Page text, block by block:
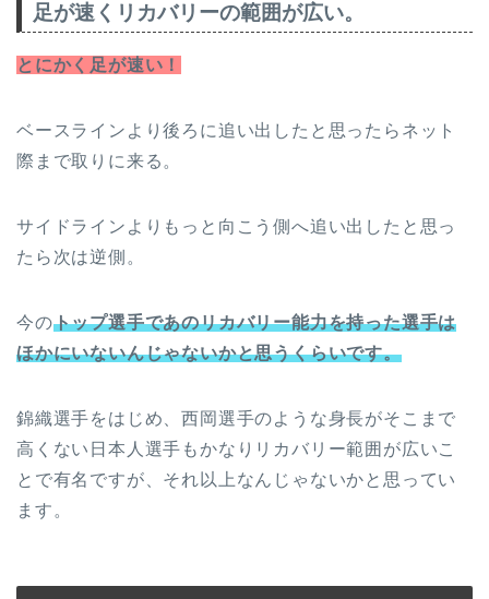
足が速くリカバリーの範囲が広い。
とにかく足が速い！
ベースラインより後ろに追い出したと思ったらネット
際まで取りに来る。
サイドラインよりもっと向こう側へ追い出したと思っ
たら次は逆側。
今のトップ選手であのリカバリー能力を持った選手は
ほかにいないんじゃないかと思うくらいです。
錦織選手をはじめ、西岡選手のような身長がそこまで
高くない日本人選手もかなりリカバリー範囲が広いこ
とで有名ですが、それ以上なんじゃないかと思ってい
ます。